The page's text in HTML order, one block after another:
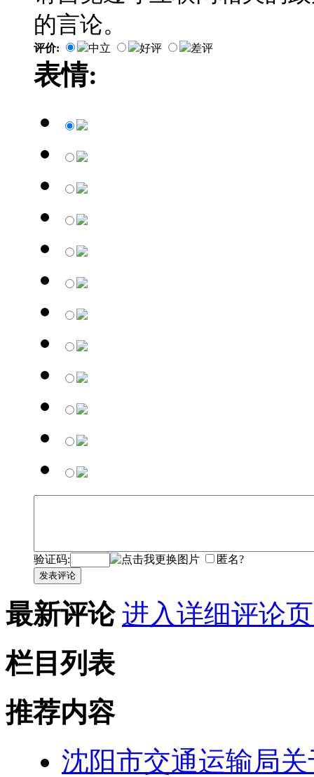
的言论。
评价: 中立 好评 差评
表情:
验证码: 匿名?
发表评论
最新评论 进入详细评论
栏目列表
推荐内容
沈阳市交通运输局